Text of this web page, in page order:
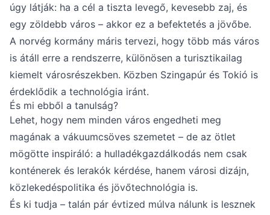
úgy látják: ha a cél a tiszta levegő, kevesebb zaj, és
egy zöldebb város – akkor ez a befektetés a jövőbe.
A norvég kormány máris tervezi, hogy több más város
is átáll erre a rendszerre, különösen a turisztikailag
kiemelt városrészekben. Közben Szingapúr és Tokió is
érdeklődik a technológia iránt.
És mi ebből a tanulság?
Lehet, hogy nem minden város engedheti meg
magának a vákuumcsöves szemetet – de az ötlet
mögötte inspiráló: a hulladékgazdálkodás nem csak
konténerek és lerakók kérdése, hanem városi dizájn,
közlekedéspolitika és jövőtechnológia is.
És ki tudja – talán pár évtized múlva nálunk is lesznek